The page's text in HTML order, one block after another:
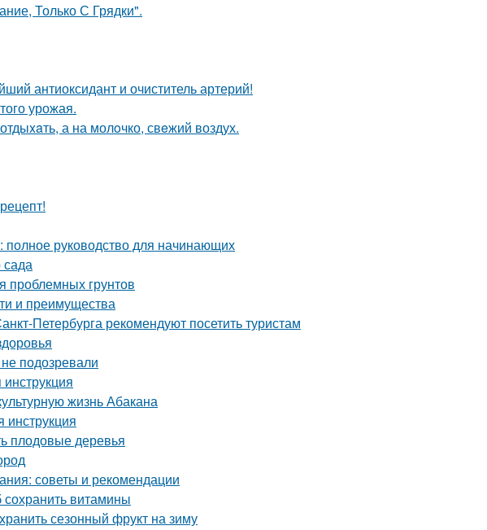
Только С Грядки".
антиоксидант и очиститель артерий!
урожая.
а на молoчко, свeжий воздух.
полное руководство для начинающих
проблемных грунтов
и преимущества
Петербурга рекомендуют посетить туристам
подозревали
жизнь Абакана
инструкция
плодовые деревья
советы и рекомендации
сохранить витамины
сезонный фрукт на зиму